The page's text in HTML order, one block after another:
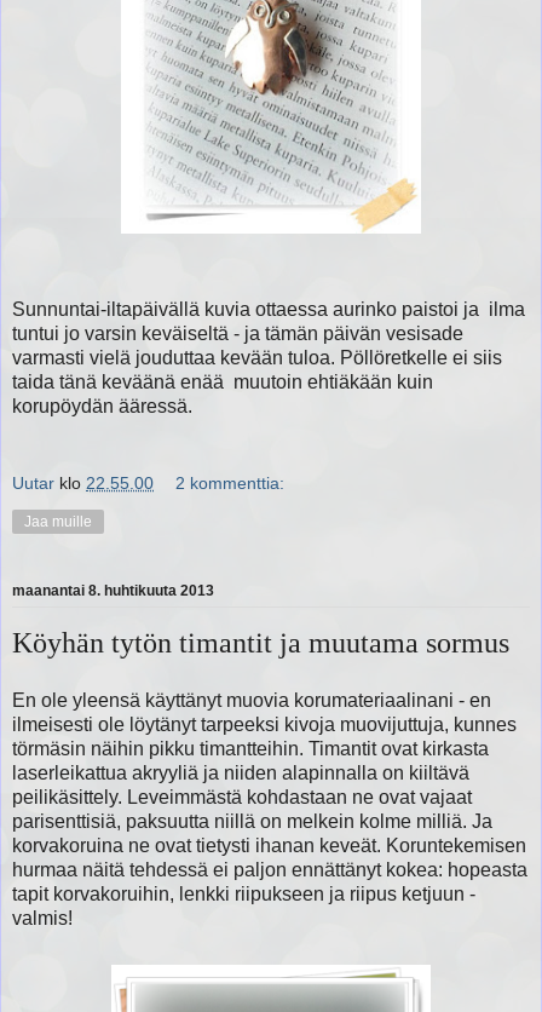
Sunnuntai-iltapäivällä kuvia ottaessa aurinko paistoi ja ilma
tuntui jo varsin keväiseltä - ja tämän päivän vesisade
varmasti vielä jouduttaa kevään tuloa. Pöllöretkelle ei siis
taida tänä keväänä enää muutoin ehtiäkään kuin
korupöydän ääressä.
Uutar klo 22.55.00 2 kommenttia:
Jaa muille
maanantai 8. huhtikuuta 2013
Köyhän tytön timantit ja muutama sormus
En ole yleensä käyttänyt muovia korumateriaalinani - en
ilmeisesti ole löytänyt tarpeeksi kivoja muovijuttuja, kunnes
törmäsin näihin pikku timantteihin. Timantit ovat kirkasta
laserleikattua akryyliä ja niiden alapinnalla on kiiltävä
peilikäsittely. Leveimmästä kohdastaan ne ovat vajaat
parisenttisiä, paksuutta niillä on melkein kolme milliä. Ja
korvakoruina ne ovat tietysti ihanan keveät. Koruntekemisen
hurmaa näitä tehdessä ei paljon ennättänyt kokea: hopeasta
tapit korvakoruihin, lenkki riipukseen ja riipus ketjuun -
valmis!